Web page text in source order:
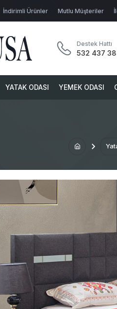
İndirimli Ürünler Mutlu Müşteriler
Destek Hattı
532 437
YATAK ODASI YEMEK ODASI